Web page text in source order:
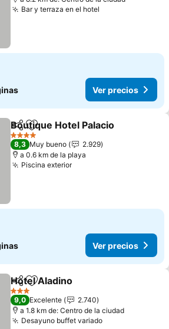
Bar y terraza en el hotel
Ver precios
CompartirAgregar a favoritos
Boutique Hotel Palacio
4 Estrellas
8,3 Muy bueno
2.929
a 0.6 km de la playa
Piscina exteriorVer precios
Ver precios
CompartirAgregar a favoritos
Hotel Aladino
3 Estrellas
9,0 Excelente
2.740
a 1.8 km de: Centro de la ciudad
Desayuno buffet variadoVer precios